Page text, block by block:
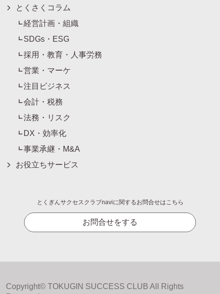
とくさくコラム
経営計画・組織
SDGs・ESG
採用・教育・人事労務
営業・マーケ
注目ビジネス
会計・税務
法務・リスク
DX・効率化
事業承継・M&A
お役立ちサービス
とくぎんサクセスクラブnaviに関するお問合せはこちら
お問合せをする
Copyright© TOKUGIN SUCCESS CLUB All Rights